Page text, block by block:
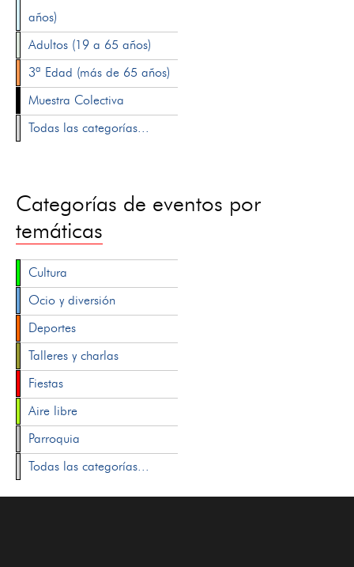
años)
Adultos (19 a 65 años)
3ª Edad (más de 65 años)
Muestra Colectiva
Todas las categorías...
Categorías de eventos por
temáticas
Cultura
Ocio y diversión
Deportes
Talleres y charlas
Fiestas
Aire libre
Parroquia
Todas las categorías...